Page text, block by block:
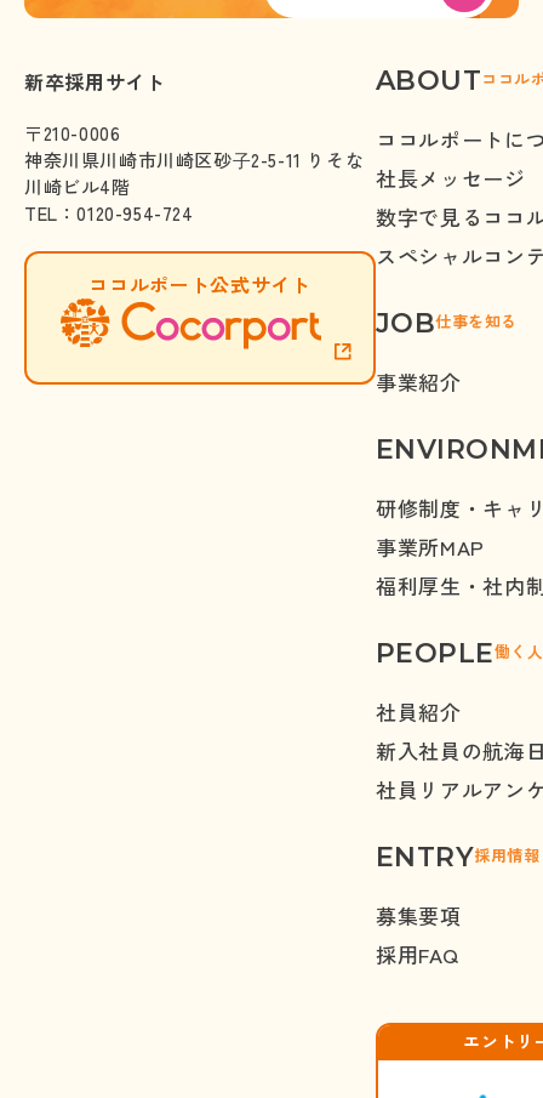
株式会社ココルポート
新卒採用サイト
〒210-0006
神奈川県川崎市川崎区砂⼦2-5-11 りそな
川崎ビル4階
TEL ：0120-954-724
ココルポート公式サイト
ABOUTココル
ココルポートに
社長メッセージ
数字で見るココ
スペシャルコン
JOB仕事を知る
事業紹介
研修制度・キャ
事業所MAP
福利厚生・社内
PEOPLE働く
社員紹介
新入社員の航海
社員リアルアン
ENTRY採用情報
募集要項
採用FAQ
エントリ